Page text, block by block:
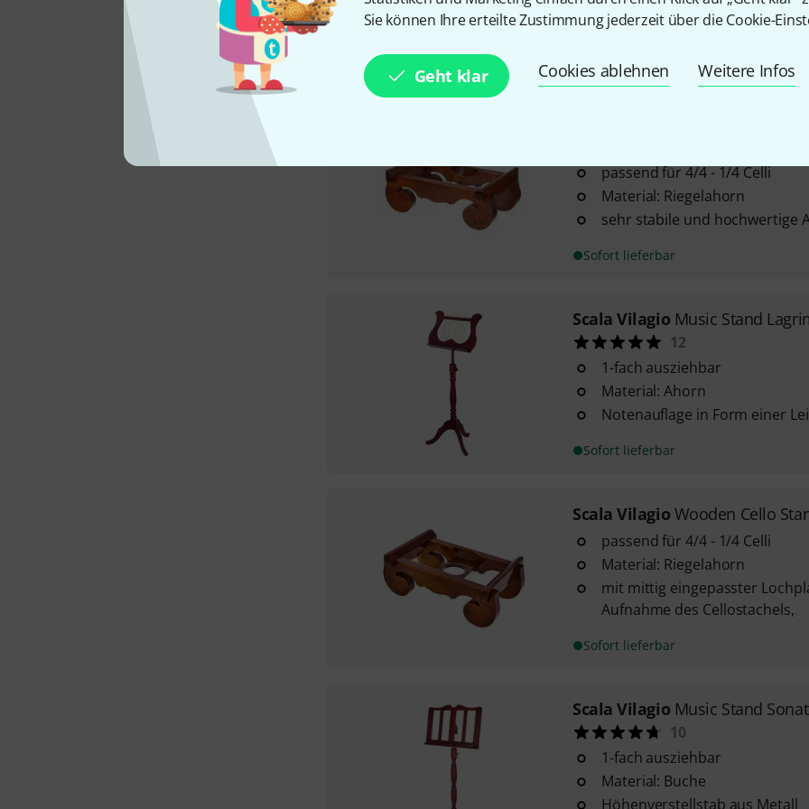
Sie können Ihre erteilte Zustimmung jederzeit über die Cookie-
Geht klar Cookies ablehnen Weitere Infos
Notenauflage in Form einer
Sofort lieferbar
Wooden Cello
passend für 4/4 - 1/4 Celli
Material: Riegelahorn
sehr stabile und hochwertige
Sofort lieferbar
Scala Vilagio Music Stand
12
1-fach ausziehbar
Material: Ahorn
Notenauflage in Form einer
Sofort lieferbar
Scala Vilagio Wooden Cello
passend für 4/4 - 1/4 Celli
Material: Riegelahorn
mit mittig eingepasster
Aufnahme des Cellostachels,
Sofort lieferbar
Scala Vilagio Music Stand
10
1-fach ausziehbar
Material: Buche
Höhenverstellstab aus Metall